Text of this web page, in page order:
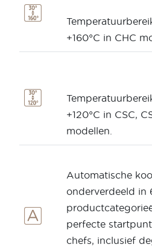
+160°C in CHC
+120°C in CSC,
modellen.
Automatische
onderverdeeld in
perfecte
chefs, inclusief